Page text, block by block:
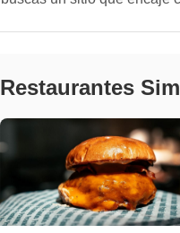
Restaurantes